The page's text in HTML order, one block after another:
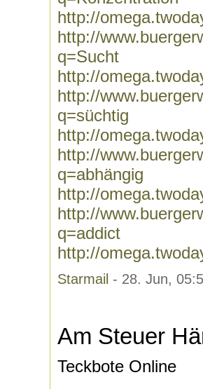
http://
http://
q=Sucht
http://
http://
q=süchtig
http://
http://
q=abhängig
http://
http://
q=addict
http://
Starmail - 28. Jun,
Am Steuer
Teckbote Online